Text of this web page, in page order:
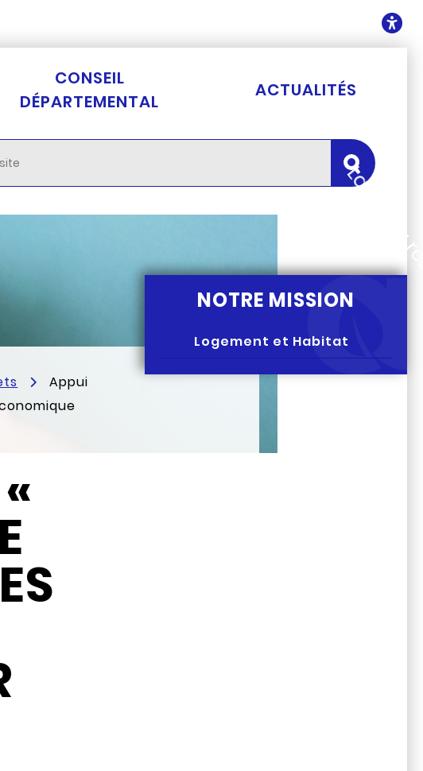
CONSEIL
DÉPARTEMENTAL
ACTUALITÉS
Appui
NOTRE MISSION
Logement et Habitat